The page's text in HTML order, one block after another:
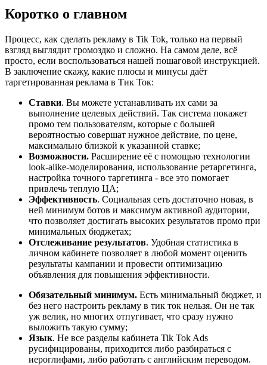
Коротко о главном
Процесс, как сделать рекламу в Tik Tok, только на первый
взгляд выглядит громоздко и сложно. На самом деле, всё
просто, если воспользоваться нашей пошаговой инструкцией.
В заключение скажу, какие плюсы и минусы даёт
таргетированная реклама в Тик Ток:
Ставки. Вы можете устанавливать их сами за
выполнение целевых действий. Так система покажет
промо тем пользователям, которые с большей
вероятностью совершат нужное действие, по цене,
максимально близкой к указанной ставке;
Возможности. Расширение её с помощью технологии
look-alike-моделирования, использование ретаргетинга,
настройка точного таргетинга - все это помогает
привлечь теплую ЦА;
Эффективность. Социальная сеть достаточно новая, в
ней минимум ботов и максимум активной аудитории,
что позволяет достигать высоких результатов промо при
минимальных бюджетах;
Отслеживание результатов. Удобная статистика в
личном кабинете позволяет в любой момент оценить
результаты кампании и провести оптимизацию
объявления для повышения эффективности.
Обязательный минимум. Есть минимальный бюджет, и
без него настроить рекламу в тик ток нельзя. Он не так
уж велик, но многих отпугивает, что сразу нужно
выложить такую сумму;
Язык. Не все разделы кабинета Tik Tok Ads
русифицированы, приходится либо разбираться с
иероглифами, либо работать с английским переводом.